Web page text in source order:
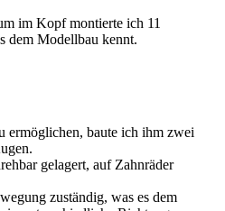
im Kopf montierte ich 11
dem Modellbau kennt.
ermöglichen, baute ich ihm zwei
gelagert, auf Zahnräder
zuständig, was es dem